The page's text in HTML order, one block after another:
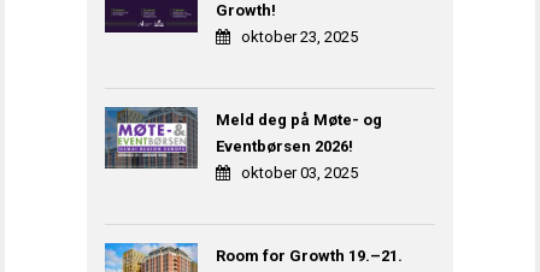
Growth!
oktober 23, 2025
Meld deg på Møte- og
Eventbørsen 2026!
oktober 03, 2025
Room for Growth 19.–21.